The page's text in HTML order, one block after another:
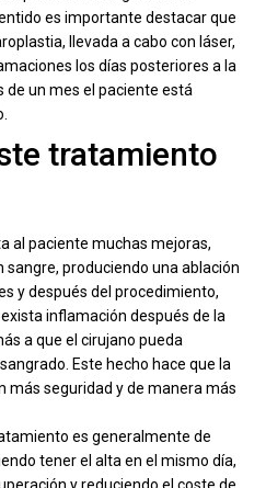
es importante destacar que
llevada a cabo con láser,
los días posteriores a la
de un mes el paciente está
tratamiento
al paciente muchas mejoras,
sangre, produciendo una ablación
y después del procedimiento,
inflamación después de la
a que el cirujano pueda
Este hecho hace que la
más seguridad y de manera más
es generalmente de
tener el alta en el mismo día,